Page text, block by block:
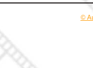
©